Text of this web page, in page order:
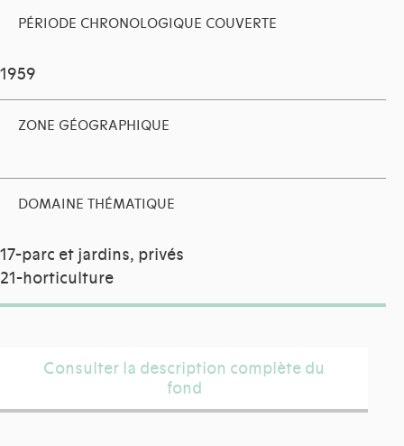
PÉRIODE CHRONOLOGIQUE COUVERTE
1959
ZONE GÉOGRAPHIQUE
DOMAINE THÉMATIQUE
17-parc et jardins, privés
21-horticulture
Consulter la description complète du
fond